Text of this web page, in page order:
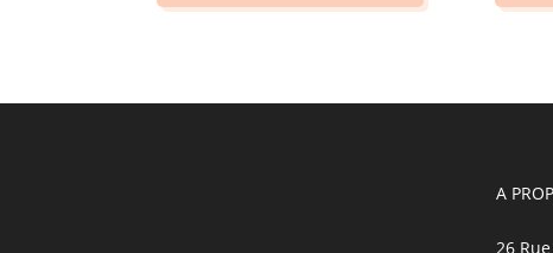
A
26